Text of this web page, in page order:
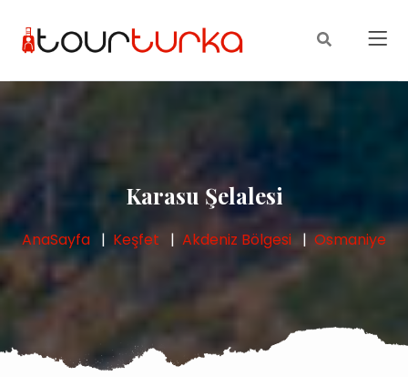
Karasu Şelalesi
AnaSayfa Keşfet Akdeniz Bölgesi Osmaniye